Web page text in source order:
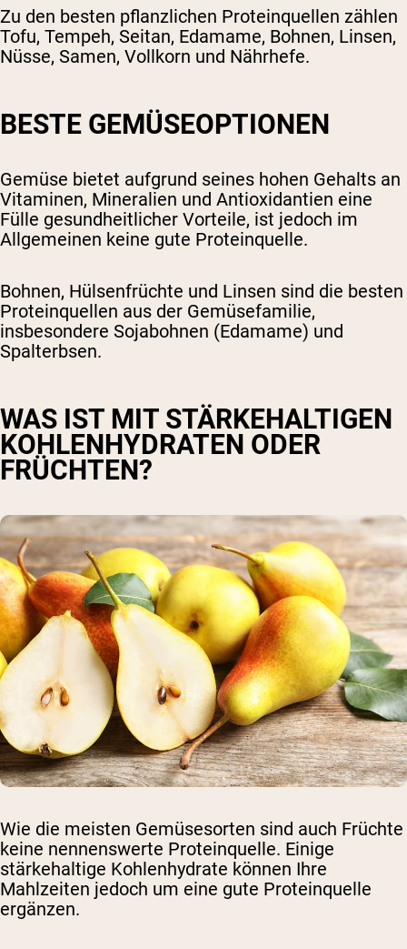
Zu den besten pflanzlichen Proteinquellen zählen
Tofu, Tempeh, Seitan, Edamame, Bohnen, Linsen,
Nüsse, Samen, Vollkorn und Nährhefe.
BESTE GEMÜSEOPTIONEN
Gemüse bietet aufgrund seines hohen Gehalts an
Vitaminen, Mineralien und Antioxidantien eine
Fülle gesundheitlicher Vorteile, ist jedoch im
Allgemeinen keine gute Proteinquelle.
Bohnen, Hülsenfrüchte und Linsen sind die besten
Proteinquellen aus der Gemüsefamilie,
insbesondere Sojabohnen (Edamame) und
Spalterbsen.
WAS IST MIT STÄRKEHALTIGEN
KOHLENHYDRATEN ODER
FRÜCHTEN?
Wie die meisten Gemüsesorten sind auch Früchte
keine nennenswerte Proteinquelle. Einige
stärkehaltige Kohlenhydrate können Ihre
Mahlzeiten jedoch um eine gute Proteinquelle
ergänzen.